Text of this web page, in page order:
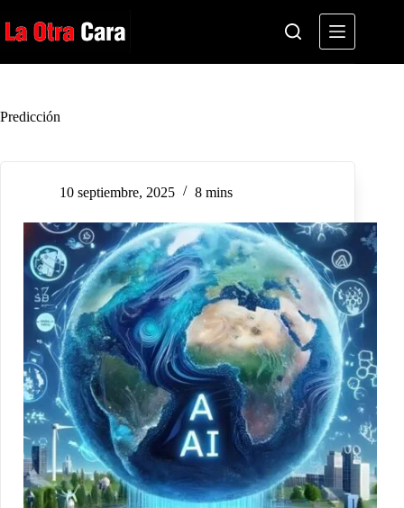
al
contenido
Predicción
10 septiembre, 2025 8 mins